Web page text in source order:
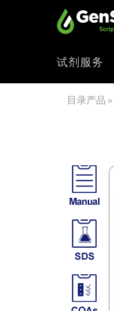
试剂服务
目录产品 »